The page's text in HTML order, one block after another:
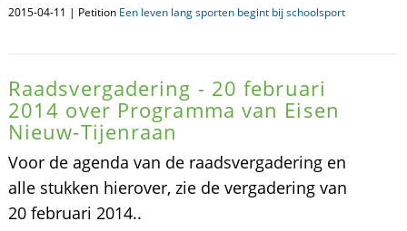
2015-04-11 | Petition Een leven lang sporten begint bij schoolsport
Raadsvergadering - 20 februari
2014 over Programma van Eisen
Nieuw-Tijenraan
Voor de agenda van de raadsvergadering en
alle stukken hierover, zie de vergadering van
20 februari 2014..